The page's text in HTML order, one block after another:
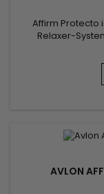
Affirm Protecto
Relaxer-
während der
für ein
Conditioner, der
eindringt, wenn
AVLON